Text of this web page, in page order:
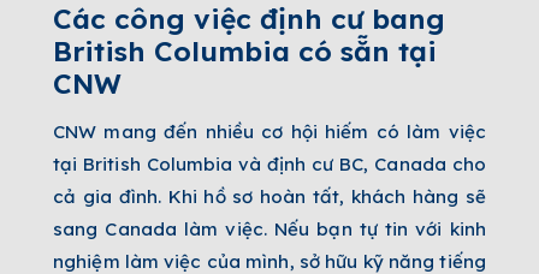
Các công việc định cư bang
British Columbia có sẵn tại
CNW
CNW mang đến nhiều cơ hội hiếm có làm việc
tại British Columbia và định cư BC, Canada cho
cả gia đình. Khi hồ sơ hoàn tất, khách hàng sẽ
sang Canada làm việc. Nếu bạn tự tin với kinh
nghiệm làm việc của mình, sở hữu kỹ năng tiếng